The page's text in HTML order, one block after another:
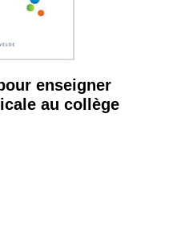
enseigner
au collège